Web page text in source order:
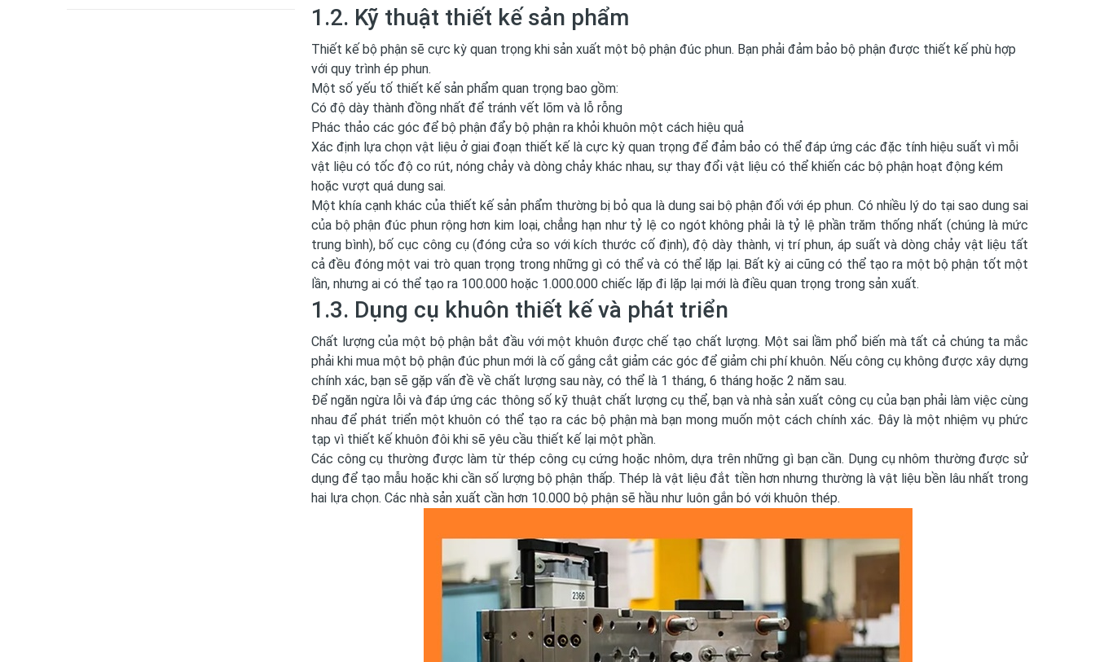
1.2. Kỹ thuật thiết kế sản phẩm
Thiết kế bộ phận sẽ cực kỳ quan trọng khi sản xuất một bộ phận đúc phun. Bạn phải đảm bảo bộ phận được thiết kế phù hợp
với quy trình ép phun.
Một số yếu tố thiết kế sản phẩm quan trọng bao gồm:
Có độ dày thành đồng nhất để tránh vết lõm và lỗ rỗng
Phác thảo các góc để bộ phận đẩy bộ phận ra khỏi khuôn một cách hiệu quả
Xác định lựa chọn vật liệu ở giai đoạn thiết kế là cực kỳ quan trọng để đảm bảo có thể đáp ứng các đặc tính hiệu suất vì mỗi
vật liệu có tốc độ co rút, nóng chảy và dòng chảy khác nhau, sự thay đổi vật liệu có thể khiến các bộ phận hoạt động kém
hoặc vượt quá dung sai.
Một khía cạnh khác của thiết kế sản phẩm thường bị bỏ qua là dung sai bộ phận đối với ép phun. Có nhiều lý do tại sao dung sai
của bộ phận đúc phun rộng hơn kim loại, chẳng hạn như tỷ lệ co ngót không phải là tỷ lệ phần trăm thống nhất (chúng là mức
trung bình), bố cục công cụ (đóng cửa so với kích thước cố định), độ dày thành, vị trí phun, áp suất và dòng chảy vật liệu tất
cả đều đóng một vai trò quan trọng trong những gì có thể và có thể lặp lại. Bất kỳ ai cũng có thể tạo ra một bộ phận tốt một
lần, nhưng ai có thể tạo ra 100.000 hoặc 1.000.000 chiếc lặp đi lặp lại mới là điều quan trọng trong sản xuất.
1.3. Dụng cụ khuôn thiết kế và phát triển
Chất lượng của một bộ phận bắt đầu với một khuôn được chế tạo chất lượng. Một sai lầm phổ biến mà tất cả chúng ta mắc
phải khi mua một bộ phận đúc phun mới là cố gắng cắt giảm các góc để giảm chi phí khuôn. Nếu công cụ không được xây dựng
chính xác, bạn sẽ gặp vấn đề về chất lượng sau này, có thể là 1 tháng, 6 tháng hoặc 2 năm sau.
Để ngăn ngừa lỗi và đáp ứng các thông số kỹ thuật chất lượng cụ thể, bạn và nhà sản xuất công cụ của bạn phải làm việc cùng
nhau để phát triển một khuôn có thể tạo ra các bộ phận mà bạn mong muốn một cách chính xác. Đây là một nhiệm vụ phức
tạp vì thiết kế khuôn đôi khi sẽ yêu cầu thiết kế lại một phần.
Các công cụ thường được làm từ thép công cụ cứng hoặc nhôm, dựa trên những gì bạn cần. Dụng cụ nhôm thường được sử
dụng để tạo mẫu hoặc khi cần số lượng bộ phận thấp. Thép là vật liệu đắt tiền hơn nhưng thường là vật liệu bền lâu nhất trong
hai lựa chọn. Các nhà sản xuất cần hơn 10.000 bộ phận sẽ hầu như luôn gắn bó với khuôn thép.